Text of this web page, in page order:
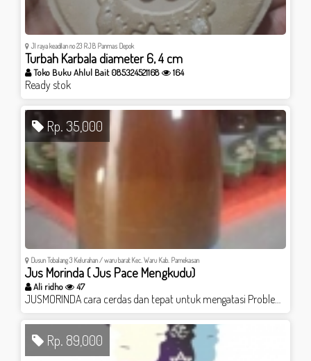
Jl raya keadilan no 23 RJB Panmas Depok
Turbah Karbala diameter 6, 4 cm
Toko Buku Ahlul Bait 085324521168 164
Ready stok
Rp. 35,000
Dusun Tobalang 3 Kelurahan / waru barat Kec. Waru Kab. Pamekasan
Jus Morinda ( Jus Pace Mengkudu)
Ali ridho 47
JUSMORINDA cara cerdas dan tepat untuk mengatasi Problem kesehatan anda !!! Sebab JUSMORINDA mampu memperbaiki dan mengoptimalkan fungsi 5 organ vital tubuh manusia .. Seperti : 1. Jantung 2. Liver 3. Ginjal 4. Pangkreas dan 5 Paru paru ..!!!!
Rp. 89,000